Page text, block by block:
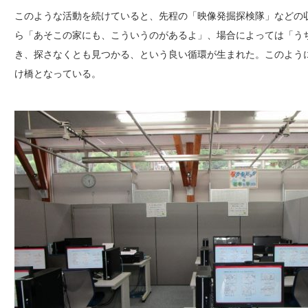
このような活動を続けていると、先程の「映像発掘探検隊」など
ら「あそこの家にも、こういうのがあるよ」、場合によっては「
き、探さなくとも見つかる、という良い循環が生まれた。このよ
け橋となっている。